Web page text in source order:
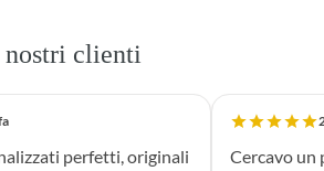
nostri clienti
perfetti, originali
Cercavo